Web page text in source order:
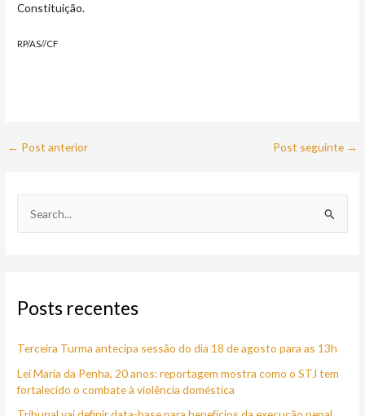
Constituição.
RP/AS//CF
← Post anterior Post seguinte →
u
s
a
r
Posts recentes
Terceira Turma antecipa sessão do dia 18 de agosto para as 13h
Lei Maria da Penha, 20 anos: reportagem mostra como o STJ tem
fortalecido o combate à violência doméstica